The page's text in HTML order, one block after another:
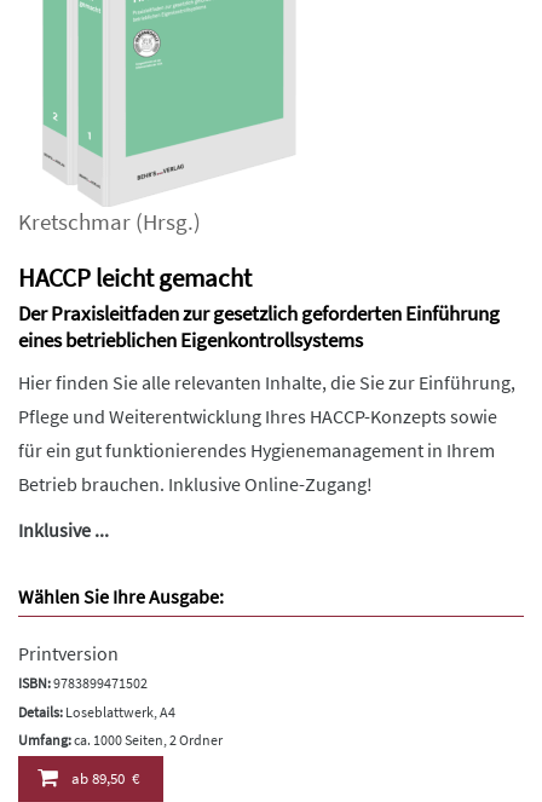
Kretschmar (Hrsg.)
HACCP leicht gemacht
Der Praxisleitfaden zur gesetzlich geforderten Einführung
eines betrieblichen Eigenkontrollsystems
Hier finden Sie alle relevanten Inhalte, die Sie zur Einführung,
Pflege und Weiterentwicklung Ihres HACCP-Konzepts sowie
für ein gut funktionierendes Hygienemanagement in Ihrem
Betrieb brauchen. Inklusive Online-Zugang!
Inklusive ...
Wählen Sie Ihre Ausgabe:
Printversion
ISBN:9783899471502
Details: Loseblattwerk, A4
Umfang:ca. 1000 Seiten, 2 Ordner
ab89,50 €